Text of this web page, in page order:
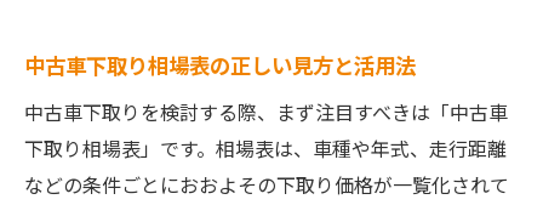
中古車下取り相場表の正しい見方と活用法
中古車下取りを検討する際、まず注目すべきは「中古車
下取り相場表」です。相場表は、車種や年式、走行距離
などの条件ごとにおおよその下取り価格が一覧化されて